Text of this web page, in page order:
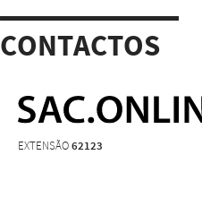
CONTACTOS
EXTENSÃO62123